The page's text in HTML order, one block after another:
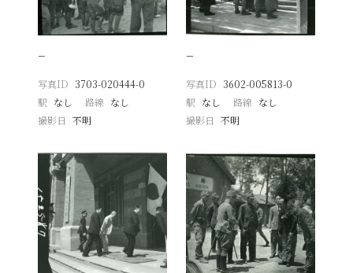
−
写真ID 3703-020444-0
駅 なし 路線 なし
撮影日
不明
−
写真ID 3602-005813-0
駅 なし 路線 なし
撮影日 不明